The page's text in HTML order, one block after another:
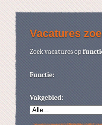
Vacatures
Zoek vacatures op
Functie:
Vakgebied: